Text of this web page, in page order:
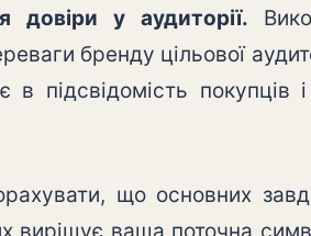
довіри у аудиторії.
бренду цільової
в підсвідомість
що основних